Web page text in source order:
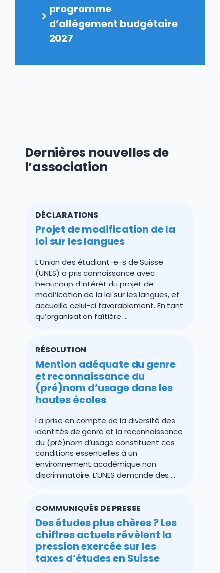
programme
d’allégement budgétaire
2027
Dernières nouvelles de
l’association
DÉCLARATIONS
Projet de modification de la
loi sur les langues
L’Union des étudiant-e-s de Suisse
(UNES) a pris connaissance avec
beaucoup d’intérêt du projet de
modification de la loi sur les langues, et
accueille celui-ci favorablement. En tant
qu’organisation faîtière …
RÉSOLUTION
Mention adéquate du genre
et reconnaissance du
(pré)nom d’usage dans les
hautes écoles
La prise en compte de la diversité des
identités de genre et la reconnaissance
du (pré)nom d’usage constituent des
conditions essentielles à un
environnement académique non
discriminatoire. L’UNES demande des …
COMMUNIQUÉS DE PRESSE
Des études plus chères ? Les
chiffres actuels révèlent la
pression exercée sur les
taxes d’études en Suisse